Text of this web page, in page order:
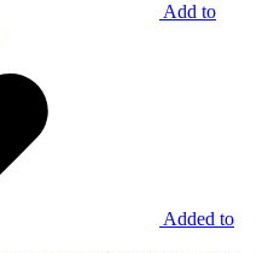
Add to
Added to